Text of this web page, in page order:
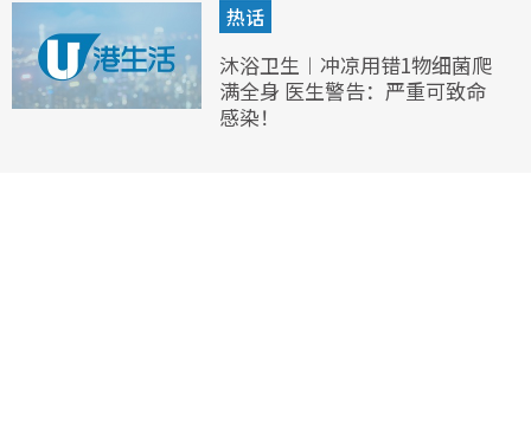
热话
沐浴卫生︱冲凉用错1物细菌爬
满全身 医生警告：严重可致命
感染！